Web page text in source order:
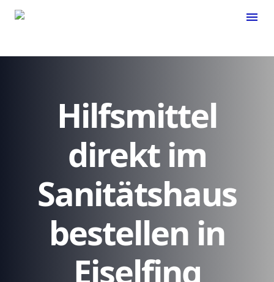
menu
Hilfsmittel
direkt im
Sanitätshaus
bestellen in
Eiselfing